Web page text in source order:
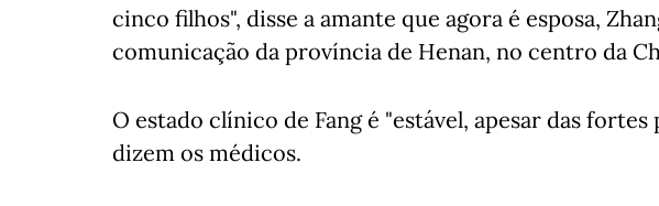
cinco filhos", disse a amante que agora é esposa,
comunicação da província de Henan, no centro da
O estado clínico de Fang é "estável, apesar das
dizem os médicos.